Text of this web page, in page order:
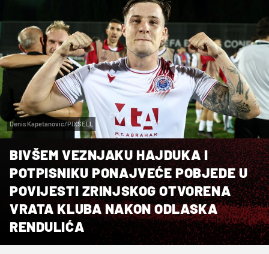
Denis Kapetanović/PIXSELL
BIVŠEM VEZNJAKU HAJDUKA I
POTPISNIKU PONAJVEĆE POBJEDE U
POVIJESTI ZRINJSKOG OTVORENA
VRATA KLUBA NAKON ODLASKA
RENDULIĆA